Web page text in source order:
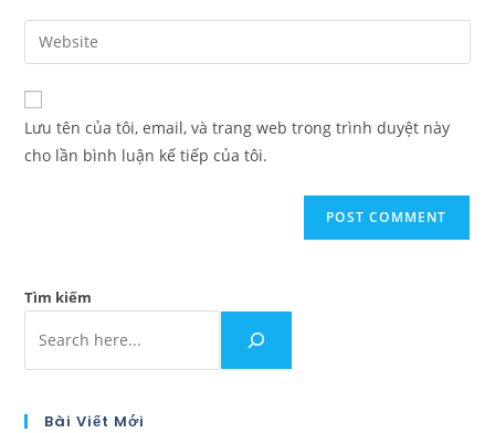
Lưu tên của tôi, email, và trang web trong trình duyệt này
cho lần bình luận kế tiếp của tôi.
Tìm kiếm
Bài Viết Mới